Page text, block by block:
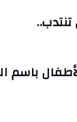
باسم